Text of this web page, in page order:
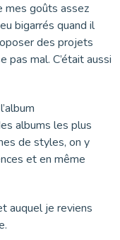
mes goûts assez
bigarrés quand il
des projets
pas mal. C’était aussi
albums les plus
de styles, on y
et en même
auquel je reviens